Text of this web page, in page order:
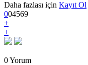
Daha fazlası için Kayıt Ol
004569
+
+
0 Yorum